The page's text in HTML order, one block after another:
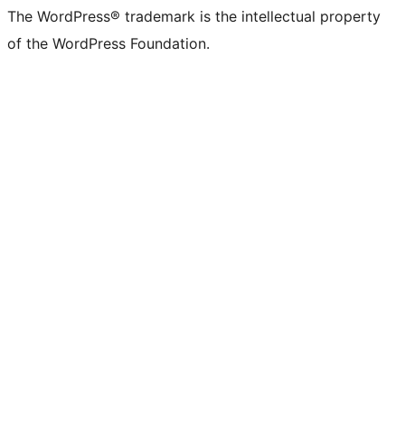
The WordPress® trademark is the intellectual property
of the WordPress Foundation.